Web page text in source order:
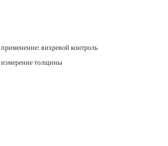
применение: вихревой контроль
измерение толщины